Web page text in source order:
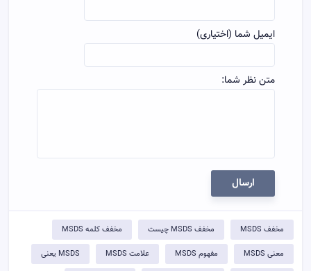
ایمیل شما (اختیاری)
متن نظر شما:
ارسال
مخفف MSDS مخفف MSDS چیست مخفف کلمه MSDS
معنی MSDS مفهوم MSDS علامت MSDS MSDS یعنی